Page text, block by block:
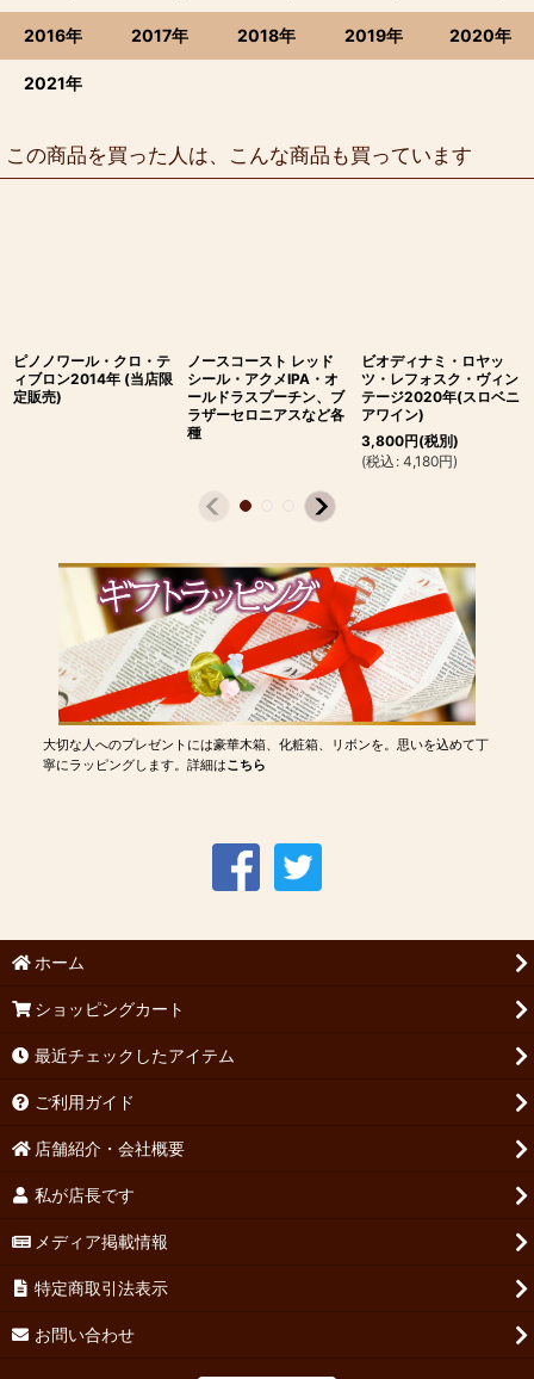
2016年 2017年 2018年 2019年 2020年
2021年
この商品を買った人は、こんな商品も買っています
ピノノワール・クロ・テ
ィブロン2014年 (当店限
定販売)
ノースコースト レッド
シール・アクメIPA・オ
ールドラスプーチン、ブ
ラザーセロニアスなど各
種
ビオディナミ・ロヤッ
ツ・レフォスク・ヴィン
テージ2020年(スロベニ
アワイン)
3,800円(税別)
(税込 : 4,180円)
大切な人へのプレゼントには豪華木箱、化粧箱、リボンを。思いを込めて丁
寧にラッピングします。詳細はこちら
ホーム
ショッピングカート
最近チェックしたアイテム
ご利用ガイド
店舗紹介・会社概要
私が店長です
メディア掲載情報
特定商取引法表示
お問い合わせ